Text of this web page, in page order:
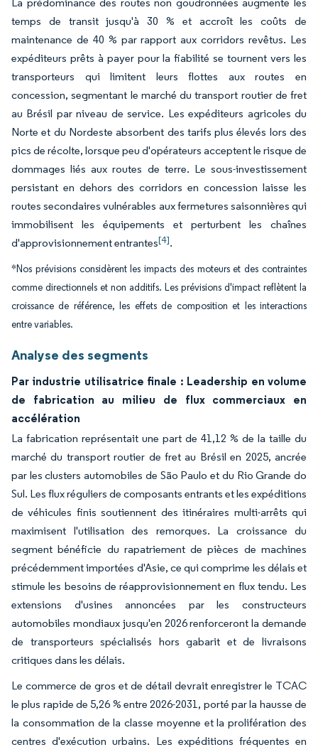
temps de transit jusqu'à 30 % et accroît les coûts de
maintenance de 40 % par rapport aux corridors revêtus. Les
expéditeurs prêts à payer pour la fiabilité se tournent vers les
transporteurs qui limitent leurs flottes aux routes en
concession, segmentant le marché du transport routier de fret
au Brésil par niveau de service. Les expéditeurs agricoles du
Norte et du Nordeste absorbent des tarifs plus élevés lors des
pics de récolte, lorsque peu d'opérateurs acceptent le risque de
dommages liés aux routes de terre. Le sous-investissement
persistant en dehors des corridors en concession laisse les
routes secondaires vulnérables aux fermetures saisonnières qui
immobilisent les équipements et perturbent les chaînes
d'approvisionnement entrantes[4].
*Nos prévisions considèrent les impacts des moteurs et des contraintes
comme directionnels et non additifs. Les prévisions d'impact reflètent la
croissance de référence, les effets de composition et les interactions
entre variables.
Analyse des segments
Par industrie utilisatrice finale : Leadership en volume
de fabrication au milieu de flux commerciaux en
accélération
La fabrication représentait une part de 41,12 % de la taille du
marché du transport routier de fret au Brésil en 2025, ancrée
par les clusters automobiles de São Paulo et du Rio Grande do
Sul. Les flux réguliers de composants entrants et les expéditions
de véhicules finis soutiennent des itinéraires multi-arrêts qui
maximisent l'utilisation des remorques. La croissance du
segment bénéficie du rapatriement de pièces de machines
précédemment importées d'Asie, ce qui comprime les délais et
stimule les besoins de réapprovisionnement en flux tendu. Les
extensions d'usines annoncées par les constructeurs
automobiles mondiaux jusqu'en 2026 renforceront la demande
de transporteurs spécialisés hors gabarit et de livraisons
critiques dans les délais.
Le commerce de gros et de détail devrait enregistrer le TCAC
le plus rapide de 5,26 % entre 2026-2031, porté par la hausse de
la consommation de la classe moyenne et la prolifération des
centres d'exécution urbains. Les expéditions fréquentes en